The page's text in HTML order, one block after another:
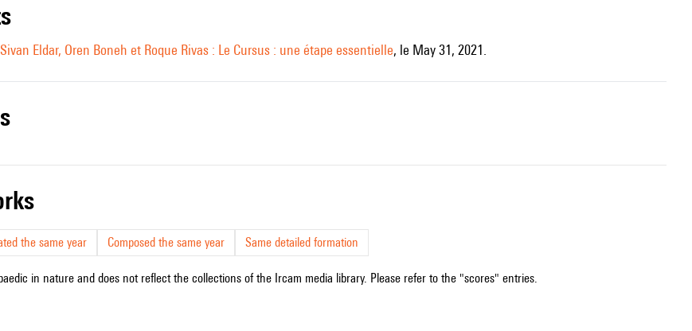
Eldar, Oren Boneh et Roque Rivas : Le Cursus : une étape essentielle, le May 31, 2021.
the same year Composed the same year Same detailed formation
in nature and does not reflect the collections of the Ircam media library. Please refer to the "scores" entries.